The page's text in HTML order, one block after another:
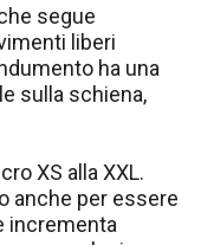
segue
liberi
ha una
sulla schiena,
XS alla XXL.
anche per essere
incrementa